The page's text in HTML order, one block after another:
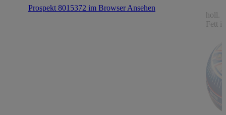
Prospekt 8015372 im BrowserAnsehen
holl.
Fett